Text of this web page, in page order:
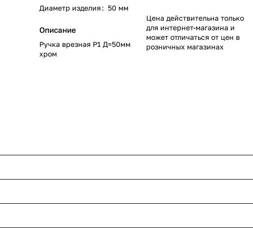
Диаметр изделия : 50 мм
Описание
Ручка врезная Р1 Д=50мм
хром
Цена действительна только
для интернет-магазина и
может отличаться от цен в
розничных магазинах